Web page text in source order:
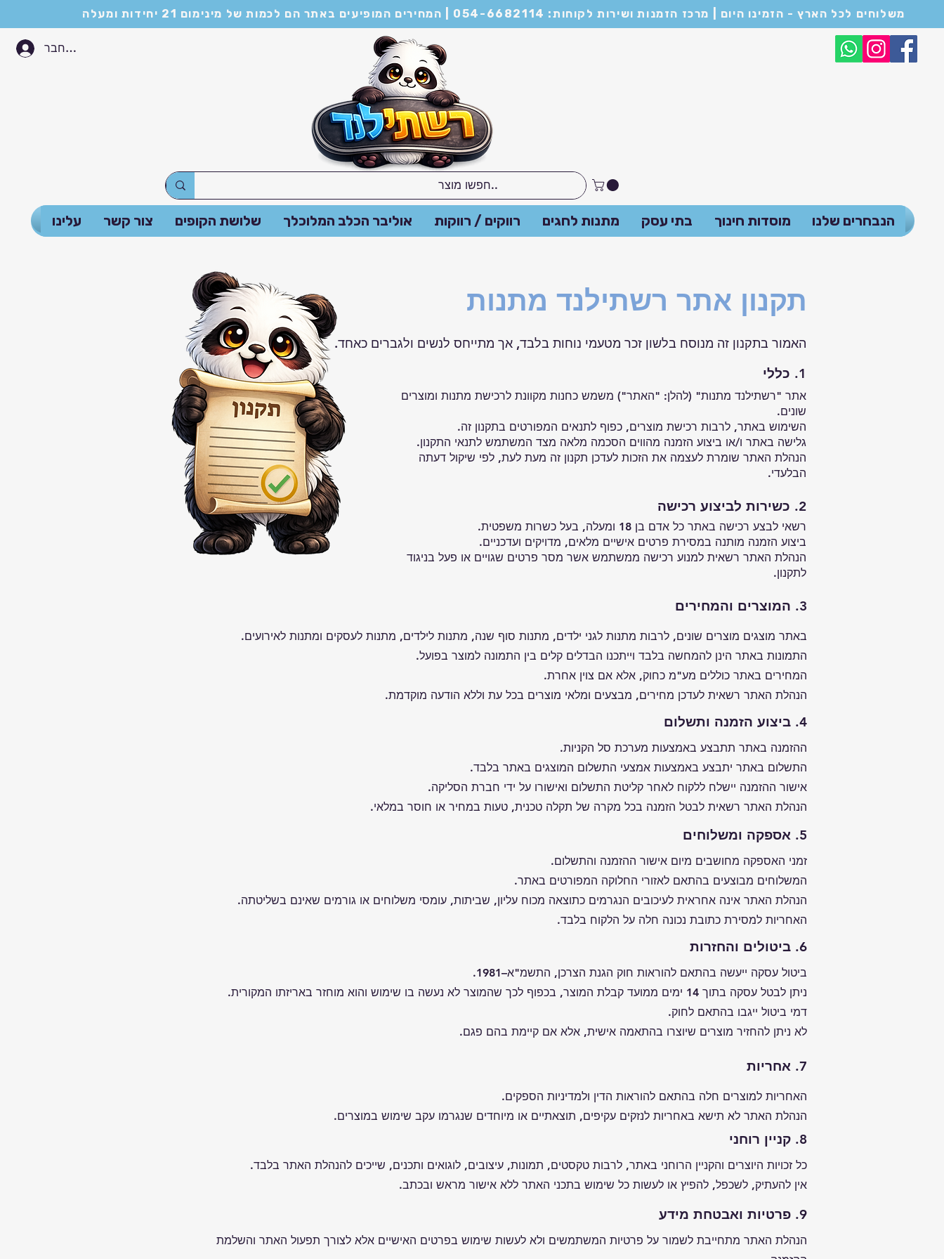
משלוחים לכל הארץ - הזמינו היום | מרכז הזמנות ושירות לקוחות: 054-6682114 | המחירים המופיעים באתר הם לכמות של מינימום 21 יחידות ומעלה
התחבר
הנבחרים שלנו מוסדות חינוך בתי עסק מתנות לחגים רווקים / רווקות אוליבר הכלב המלוכלך שלושת הקופים צור קשר עלינו
תקנון אתר רשתילנד מתנות
האמור בתקנון זה מנוסח בלשון זכר מטעמי נוחות בלבד, אך מתייחס לנשים ולגברים כאחד.
1. כללי
אתר "רשתילנד מתנות" (להלן: "האתר") משמש כחנות מקוונת לרכישת מתנות ומוצרים
שונים.
השימוש באתר, לרבות רכישת מוצרים, כפוף לתנאים המפורטים בתקנון זה.
גלישה באתר ו/או ביצוע הזמנה מהווים הסכמה מלאה מצד המשתמש לתנאי התקנון.
הנהלת האתר שומרת לעצמה את הזכות לעדכן תקנון זה מעת לעת, לפי שיקול דעתה
הבלעדי.
2. כשירות לביצוע רכישה
רשאי לבצע רכישה באתר כל אדם בן 18 ומעלה, בעל כשרות משפטית.
ביצוע הזמנה מותנה במסירת פרטים אישיים מלאים, מדויקים ועדכניים.
הנהלת האתר רשאית למנוע רכישה ממשתמש אשר מסר פרטים שגויים או פעל בניגוד
לתקנון.
3. המוצרים והמחירים
באתר מוצגים מוצרים שונים, לרבות מתנות לגני ילדים, מתנות סוף שנה, מתנות לילדים, מתנות לעסקים ומתנות לאירועים.
התמונות באתר הינן להמחשה בלבד וייתכנו הבדלים קלים בין התמונה למוצר בפועל.
המחירים באתר כוללים מע"מ כחוק, אלא אם צוין אחרת.
הנהלת האתר רשאית לעדכן מחירים, מבצעים ומלאי מוצרים בכל עת וללא הודעה מוקדמת.
4. ביצוע הזמנה ותשלום
ההזמנה באתר תתבצע באמצעות מערכת סל הקניות.
התשלום באתר יתבצע באמצעות אמצעי התשלום המוצגים באתר בלבד.
אישור ההזמנה יישלח ללקוח לאחר קליטת התשלום ואישורו על ידי חברת הסליקה.
הנהלת האתר רשאית לבטל הזמנה בכל מקרה של תקלה טכנית, טעות במחיר או חוסר במלאי.
5. אספקה ומשלוחים
זמני האספקה מחושבים מיום אישור ההזמנה והתשלום.
המשלוחים מבוצעים בהתאם לאזורי החלוקה המפורטים באתר.
הנהלת האתר אינה אחראית לעיכובים הנגרמים כתוצאה מכוח עליון, שביתות, עומסי משלוחים או גורמים שאינם בשליטתה.
האחריות למסירת כתובת נכונה חלה על הלקוח בלבד.
6. ביטולים והחזרות
ביטול עסקה ייעשה בהתאם להוראות חוק הגנת הצרכן, התשמ"א–1981.
ניתן לבטל עסקה בתוך 14 ימים ממועד קבלת המוצר, בכפוף לכך שהמוצר לא נעשה בו שימוש והוא מוחזר באריזתו המקורית.
דמי ביטול ייגבו בהתאם לחוק.
לא ניתן להחזיר מוצרים שיוצרו בהתאמה אישית, אלא אם קיימת בהם פגם.
7. אחריות
האחריות למוצרים חלה בהתאם להוראות הדין ולמדיניות הספקים.
הנהלת האתר לא תישא באחריות לנזקים עקיפים, תוצאתיים או מיוחדים שנגרמו עקב שימוש במוצרים.
8. קניין רוחני
כל זכויות היוצרים והקניין הרוחני באתר, לרבות טקסטים, תמונות, עיצובים, לוגואים ותכנים, שייכים להנהלת האתר בלבד.
אין להעתיק, לשכפל, להפיץ או לעשות כל שימוש בתכני האתר ללא אישור מראש ובכתב.
9. פרטיות ואבטחת מידע
הנהלת האתר מתחייבת לשמור על פרטיות המשתמשים ולא לעשות שימוש בפרטים האישיים אלא לצורך תפעול האתר והשלמת